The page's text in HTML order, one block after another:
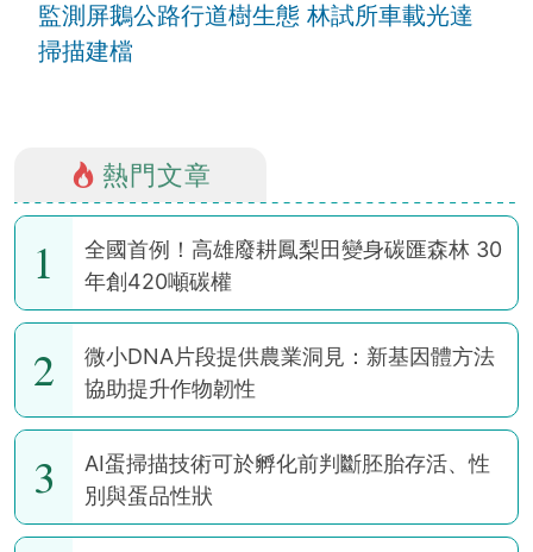
監測屏鵝公路行道樹生態 林試所車載光達
掃描建檔
熱門文章
1
全國首例！高雄廢耕鳳梨田變身碳匯森林 30
年創420噸碳權
2
微小DNA片段提供農業洞見：新基因體方法
協助提升作物韌性
3
AI蛋掃描技術可於孵化前判斷胚胎存活、性
別與蛋品性狀